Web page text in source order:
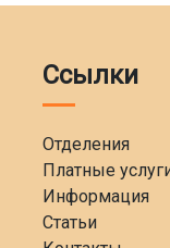
Ссылки
Отделения
Платные
Информация
Статьи